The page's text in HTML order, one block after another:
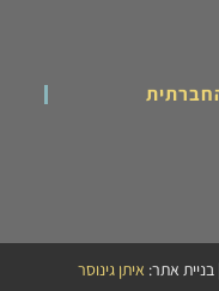
איתן גינוסר